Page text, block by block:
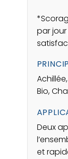
par jour
Bio,
Deux
et